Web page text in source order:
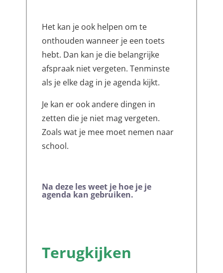
Het kan je ook helpen om te
onthouden wanneer je een toets
hebt. Dan kan je die belangrijke
afspraak niet vergeten. Tenminste
als je elke dag in je agenda kijkt.
Je kan er ook andere dingen in
zetten die je niet mag vergeten.
Zoals wat je mee moet nemen naar
school.
Na deze lesweet je hoe je je
agenda kan gebruiken.
Terugkijken